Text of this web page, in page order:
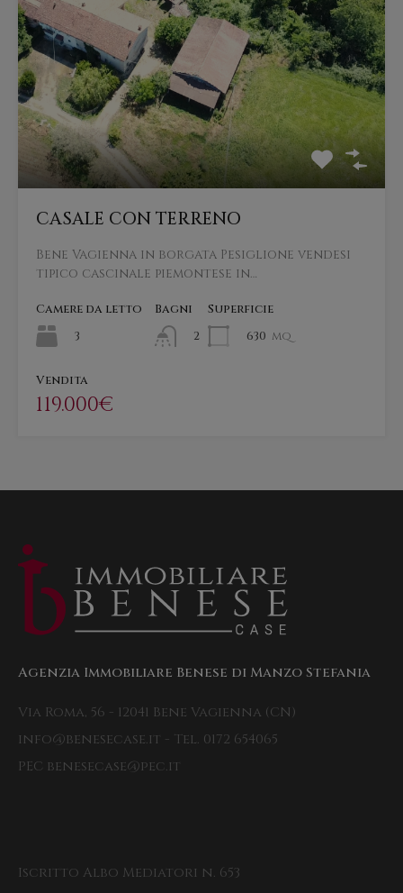
CASALE CON TERRENO
Bene Vagienna in borgata Pesiglione vendesi
tipico cascinale piemontese in…
Camere da letto
3
Bagni
2
Superficie
630 mq
Vendita
119.000€
Agenzia Immobiliare Benese di Manzo Stefania
Via Roma, 56 - 12041 Bene Vagienna (CN)
info@benesecase.it - Tel. 0172 654065
PEC benesecase@pec.it
Iscritto Albo Mediatori n. 653